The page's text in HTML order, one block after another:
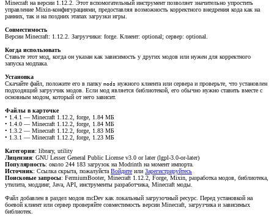
Minecraft на версии 1.12.2. Этот вспомогательный инструмент позволяет значительно упростить
управление Mixin-конфигурациями, предоставляя возможность корректного внедрения кода как на
ранних, так и на поздних этапах загрузки игры.
Совместимость
Версии Minecraft: 1.12.2. Загрузчики: forge. Клиент: optional; сервер: optional.
Когда использовать
Ставьте этот мод, когда он указан как зависимость у других модов или нужен для корректного
запуска модпака.
Установка
Скачайте файл, положите его в папку mods нужного клиента или сервера и проверьте, что установлен
подходящий загрузчик модов. Если мод является библиотекой, его обычно нужно ставить вместе с
основным модом, который от него зависит.
Файлы в карточке
• 1.4.1 — Minecraft 1.12.2, forge, 1.84 МБ
• 1.4.0 — Minecraft 1.12.2, forge, 1.84 МБ
• 1.3.2 — Minecraft 1.12.2, forge, 1.83 МБ
• 1.3.1 — Minecraft 1.12.2, forge, 1.23 МБ
Категории: library, utility
Лицензия: GNU Lesser General Public License v3.0 or later (lgpl-3.0-or-later)
Популярность: около 244 183 загрузок на Modrinth на момент импорта.
Источник: Ссылка скрыта, пожалуйста Войдите или Зарегистрируйтесь
Поисковые запросы: FermiumBooter, Minecraft 1.12.2, Forge, Mixin, разработка модов, библиотека,
утилита, моддинг, Java, API, инструменты разработчика, Minecraft моды.
Файл добавлен в раздел модов mcDev как локальный загрузочный ресурс. Перед установкой на
боевой клиент или сервер проверяйте совместимость версии Minecraft, загрузчика и зависимых
библиотек.